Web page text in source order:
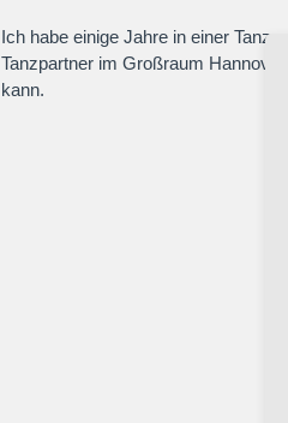
Ich habe einige Jahre in einer
Tanzpartner im Großraum
kann.